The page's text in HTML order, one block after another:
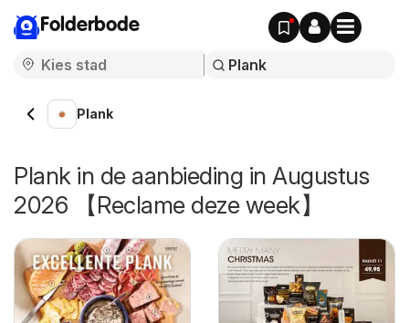
Folderbode
Plank
Plank in de aanbieding in Augustus
2026 【Reclame deze week】